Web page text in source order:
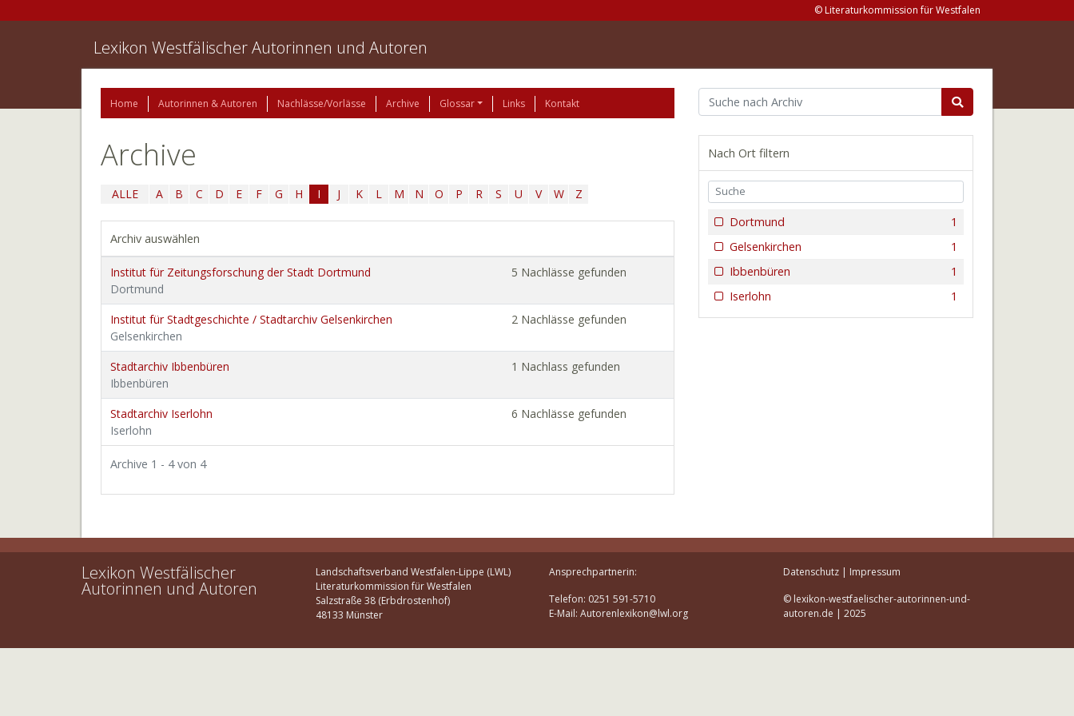
© Literaturkommission für Westfalen
Lexikon Westfälischer Autorinnen und Autoren
Home Autorinnen & Autoren Nachlässe/Vorlässe Archive Glossar Links Kontakt
Archive
ALLE A B C D E F G H I J K L M N O P R S U V W Z
Archiv auswählen
Institut für Zeitungsforschung der Stadt Dortmund
Dortmund
5 Nachlässe gefunden
Institut für Stadtgeschichte / Stadtarchiv Gelsenkirchen
Gelsenkirchen
2 Nachlässe gefunden
Stadtarchiv Ibbenbüren
Ibbenbüren
1 Nachlass gefunden
Stadtarchiv Iserlohn
Iserlohn
6 Nachlässe gefunden
Archive 1 - 4 von 4
Nach Ort filtern
1
Dortmund
1
Gelsenkirchen
1
Ibbenbüren
1
Iserlohn
Lexikon Westfälischer
Autorinnen und Autoren
Landschaftsverband Westfalen-Lippe (LWL)
Literaturkommission für Westfalen
Salzstraße 38 (Erbdrostenhof)
48133 Münster
Ansprechpartnerin:
Telefon: 0251 591-5710
E-Mail: Autorenlexikon@lwl.org
Datenschutz| Impressum
© lexikon-westfaelischer-autorinnen-und-
autoren.de | 2025